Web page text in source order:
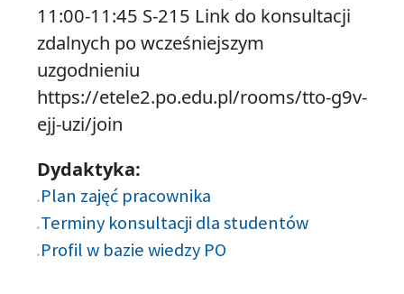
11:00-11:45 S-215 Link do konsultacji
zdalnych po wcześniejszym
uzgodnieniu
https://etele2.po.edu.pl/rooms/tto-g9v-
ejj-uzi/join
Dydaktyka:
Plan zajęć pracownika
Terminy konsultacji dla studentów
Profil w bazie wiedzy PO